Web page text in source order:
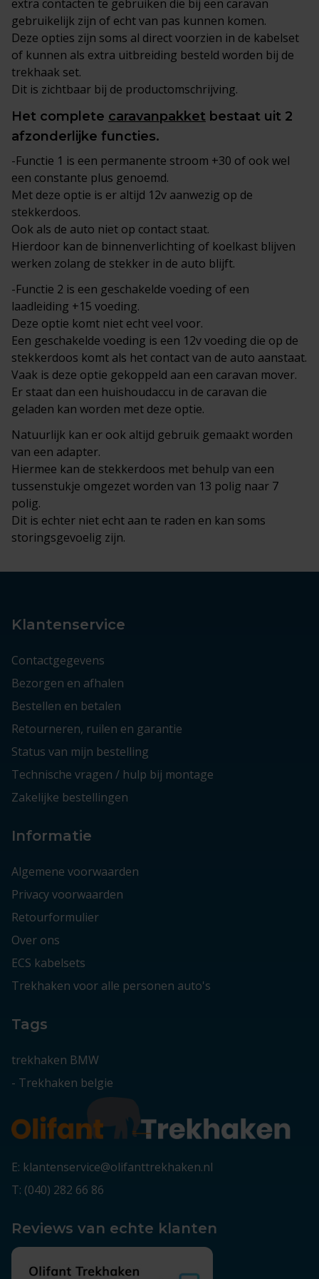
extra contacten te gebruiken die bij een caravan
gebruikelijk zijn of echt van pas kunnen komen.
Deze opties zijn soms al direct voorzien in de kabelset
of kunnen als extra uitbreiding besteld worden bij de
trekhaak set.
Dit is zichtbaar bij de productomschrijving.
Het complete caravanpakket bestaat uit 2
afzonderlijke functies.
-Functie 1 is een permanente stroom +30 of ook wel
een constante plus genoemd.
Met deze optie is er altijd 12v aanwezig op de
stekkerdoos.
Ook als de auto niet op contact staat.
Hierdoor kan de binnenverlichting of koelkast blijven
werken zolang de stekker in de auto blijft.
-Functie 2 is een geschakelde voeding of een
laadleiding +15 voeding.
Deze optie komt niet echt veel voor.
Een geschakelde voeding is een 12v voeding die op de
stekkerdoos komt als het contact van de auto aanstaat.
Vaak is deze optie gekoppeld aan een caravan mover.
Er staat dan een huishoudaccu in de caravan die
geladen kan worden met deze optie.
Natuurlijk kan er ook altijd gebruik gemaakt worden
van een adapter.
Hiermee kan de stekkerdoos met behulp van een
tussenstukje omgezet worden van 13 polig naar 7
polig.
Dit is echter niet echt aan te raden en kan soms
storingsgevoelig zijn.
Klantenservice
Contactgegevens
Bezorgen en afhalen
Bestellen en betalen
Retourneren, ruilen en garantie
Status van mijn bestelling
Technische vragen / hulp bij montage
Zakelijke bestellingen
Informatie
Algemene voorwaarden
Privacy voorwaarden
Retourformulier
Over ons
ECS kabelsets
Trekhaken voor alle personen auto's
Tags
trekhaken BMW
- Trekhaken belgie
E: klantenservice@olifanttrekhaken.nl
T: (040) 282 66 86
Reviews van echte klanten